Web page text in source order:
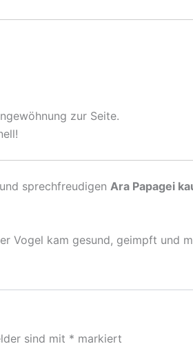
zur Seite.
sprechfreudigen Ara Papagei
Vogel kam gesund, geimpft und
sind mit * markiert